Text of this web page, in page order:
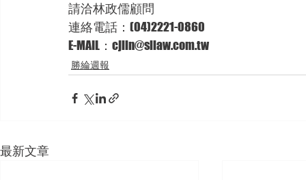
請洽林政儒顧問
連絡電話：(04)2221-0860
E-MAIL：cjlin@sllaw.com.tw
勝綸週報
最新文章